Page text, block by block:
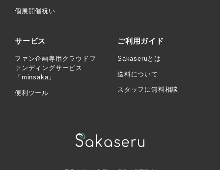
個展開催祝い
サービス
ファン企画専用クラウドフ
ァンディングサービス
「minsaka」
便利ツール
ご利用ガイド
Sakaseruとは
送料について
スタッフに無料相談